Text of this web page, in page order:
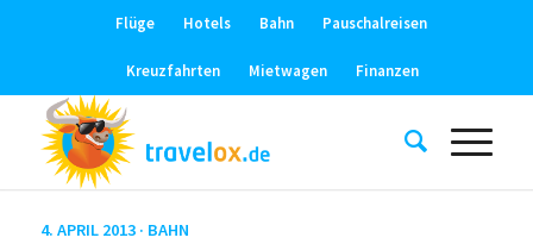
Flüge Hotels Bahn Pauschalreisen
Kreuzfahrten Mietwagen Finanzen
4. APRIL 2013 · BAHN